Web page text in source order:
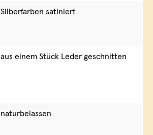
Silberfarben satiniert
aus einem Stück Leder geschnitten
naturbelassen